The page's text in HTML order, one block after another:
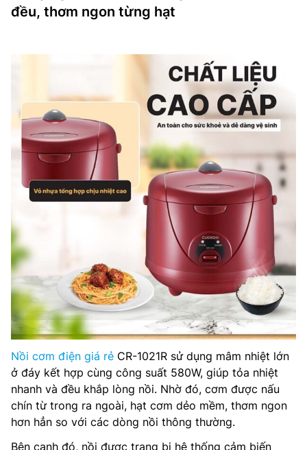
đều, thơm ngon từng hạt
Nồi cơm điện giá rẻ CR-1021R sử dụng mâm nhiệt lớn
ở đáy kết hợp cùng công suất 580W, giúp tỏa nhiệt
nhanh và đều khắp lòng nồi. Nhờ đó, cơm được nấu
chín từ trong ra ngoài, hạt cơm dẻo mềm, thơm ngon
hơn hẳn so với các dòng nồi thông thường.
Bên cạnh đó, nồi được trang bị hệ thống cảm biến